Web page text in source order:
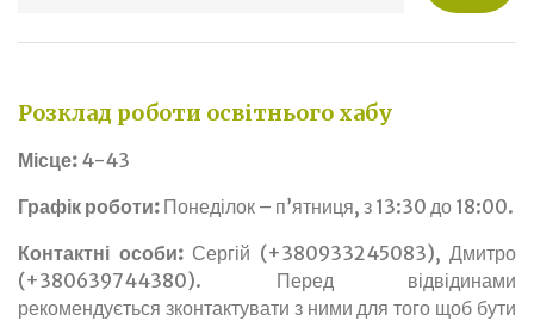
Розклад роботи освітнього хабу
Місце: 4-43
Графік роботи: Понеділок – п’ятниця, з 13:30 до 18:00.
Контактні особи:Сергій (+380933245083), Дмитро
(+380639744380). Перед відвідинами
рекомендується зконтактувати з ними для того щоб бути